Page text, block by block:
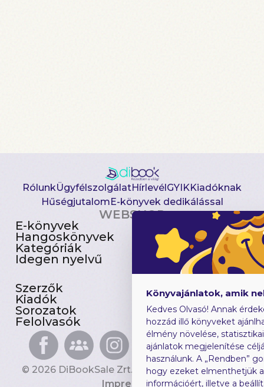
RólunkÜgyfélszolgálatHírlevélGYIKKiadóknak
HűségjutalomE-könyvek dedikálással
WEBSHOP
E-könyvek
Hangoskönyvek
Kategóriák
Idegen nyelvű
Csomagajánlatok
Akciósak
Előjegyezhetők
Újdonságok
Szerzők
Kiadók
Sorozatok
Felolvasók
Gyerekkönyvek
Heti toplista
Ajándékutalvány
Blog
© 2026 DiBookSale Zrt. Minden jog fenntartva.
Impresszum
Könyvajánlatok, amik
Kedves Olvasó! Annak
hozzád illő könyveket
élmény növelése,
ajánlatok megjelenítése
használunk. A „Rendben”
hogy ezeket elmenthetjük
információért, illetve a